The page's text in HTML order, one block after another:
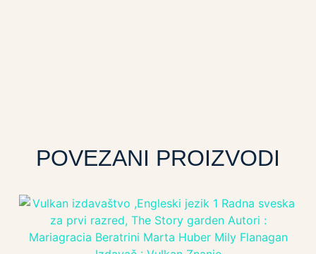
POVEZANI PROIZVODI